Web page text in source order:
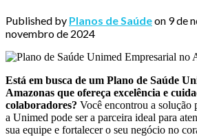
Published by Planos de Saúdeon 9 de
novembro de 2024
Está em busca de um Plano de Saúde
Amazonas que ofereça excelência e
colaboradores? Você encontrou a solução
a Unimed pode ser a parceira ideal para
sua equipe e fortalecer o seu negócio no